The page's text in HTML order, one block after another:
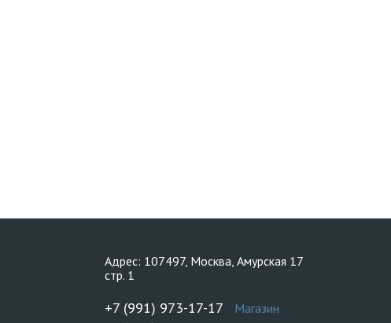
Адрес: 107497, Москва, Амурская 17
стр. 1
+7 (991) 973-17-17 Магазин